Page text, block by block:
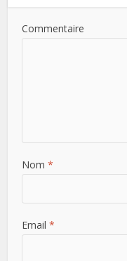
Commentaire
Nom *
Email *